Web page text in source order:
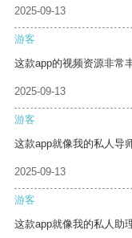
2025-09-13
游客
这款app的视频资源非常
2025-09-13
游客
这款app就像我的私人导
2025-09-13
游客
这款app就像我的私人助